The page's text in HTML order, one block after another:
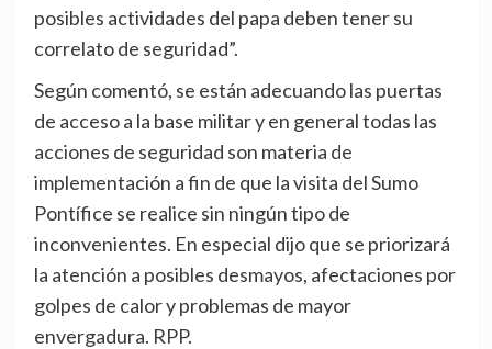
posibles actividades del papa deben tener su
correlato de seguridad”.
Según comentó, se están adecuando las puertas
de acceso a la base militar y en general todas las
acciones de seguridad son materia de
implementación a fin de que la visita del Sumo
Pontífice se realice sin ningún tipo de
inconvenientes. En especial dijo que se priorizará
la atención a posibles desmayos, afectaciones por
golpes de calor y problemas de mayor
envergadura. RPP.